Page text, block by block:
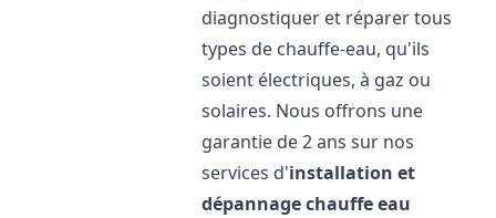
diagnostiquer et réparer tous
types de chauffe-eau, qu'ils
soient électriques, à gaz ou
solaires. Nous offrons une
garantie de 2 ans sur nos
services d'installation et
dépannage chauffe eau